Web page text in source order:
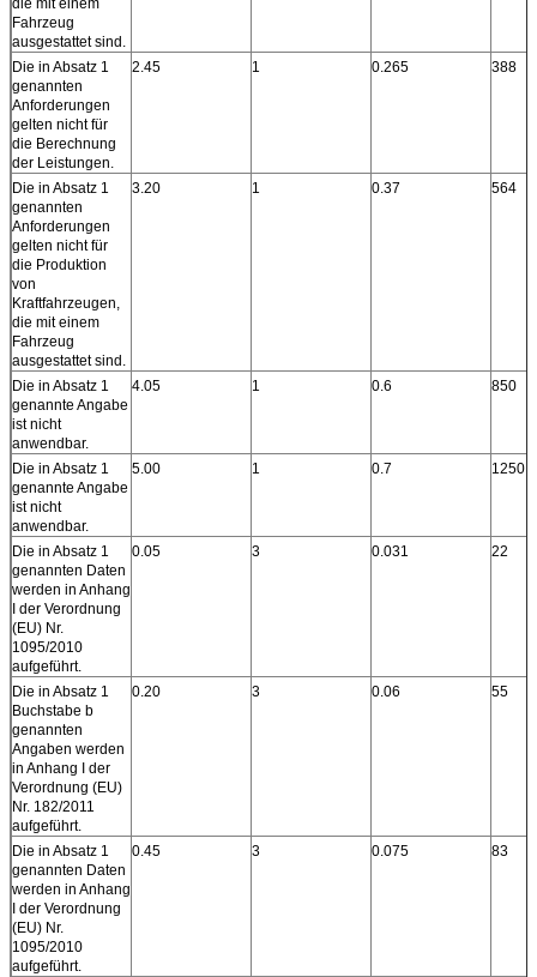
die mit einem
Fahrzeug
ausgestattet sind.
Die in Absatz 1
genannten
Anforderungen
gelten nicht für
die Berechnung
der Leistungen.
2.45 1 0.265 388
Die in Absatz 1
genannten
Anforderungen
gelten nicht für
die Produktion
von
Kraftfahrzeugen,
die mit einem
Fahrzeug
ausgestattet sind.
3.20 1 0.37 564
Die in Absatz 1
genannte Angabe
ist nicht
anwendbar.
4.05 1 0.6 850
Die in Absatz 1
genannte Angabe
ist nicht
anwendbar.
5.00 1 0.7 1250
Die in Absatz 1
genannten Daten
werden in Anhang
I der Verordnung
(EU) Nr.
1095/2010
aufgeführt.
0.05 3 0.031 22
Die in Absatz 1
Buchstabe b
genannten
Angaben werden
in Anhang I der
Verordnung (EU)
Nr. 182/2011
aufgeführt.
0.20 3 0.06 55
Die in Absatz 1
genannten Daten
werden in Anhang
I der Verordnung
(EU) Nr.
1095/2010
aufgeführt.
0.45 3 0.075 83